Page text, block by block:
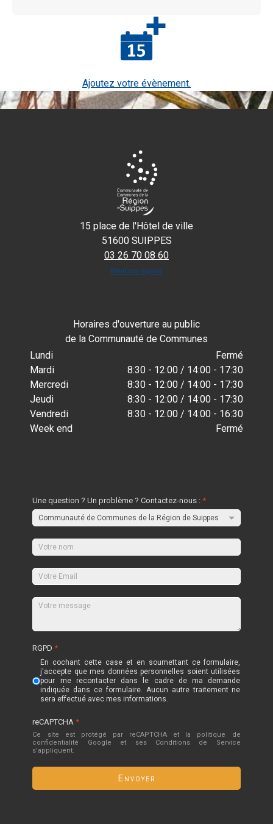
Ajoutez votre évènement.
15 place de l'Hôtel de ville
51600 SUIPPES
03 26 70 08 60
Mentions légales
Horaires d'ouverture au public
de la Communauté de Communes
Lundi
Fermé
Mardi
8:30 - 12:00 / 14:00 - 17:30
Mercredi
8:30 - 12:00 / 14:00 - 17:30
Jeudi
8:30 - 12:00 / 14:00 - 17:30
Vendredi
8:30 - 12:00 / 14:00 - 16:30
Week end
Fermé
Une question ? Un problème ? Contactez-nous :*
RGPD*
En cochant cette case et en soumettant ce formulaire,
j'accepte que mes données personnelles soient utilisées
pour me recontacter dans le cadre de ma demande
indiquée dans ce formulaire. Aucun autre traitement ne
sera effectué avec mes informations.
reCAPTCHA*
Ce site est protégé par reCAPTCHA et la politique de
confidentialité Google et
ses Conditions de Service
s'appliquent.
Envoyer